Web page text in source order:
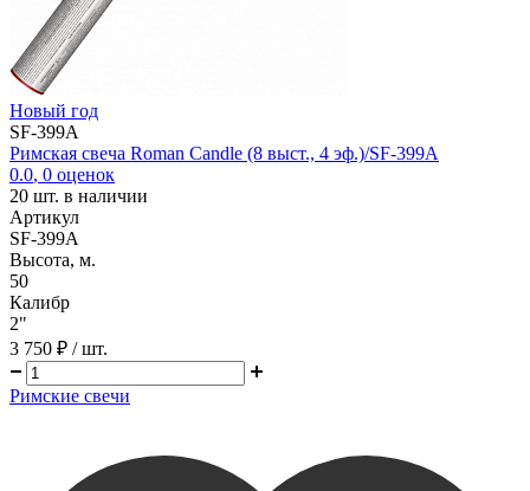
Новый год
SF-399A
Римская свеча Roman Candle (8 выст., 4 эф.)/SF-399A
0.0, 0 оценок
20 шт. в наличии
Артикул
SF-399A
Высота, м.
50
Калибр
2"
3 750 ₽ / шт.
Римские свечи